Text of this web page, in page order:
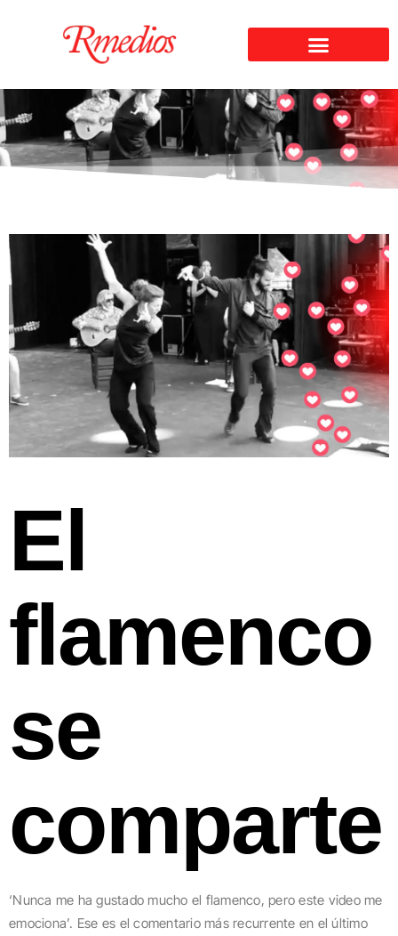
El
flamenco
se
comparte
‘Nunca me ha gustado mucho el flamenco, pero este video me
emociona’. Ese es el comentario más recurrente en el último